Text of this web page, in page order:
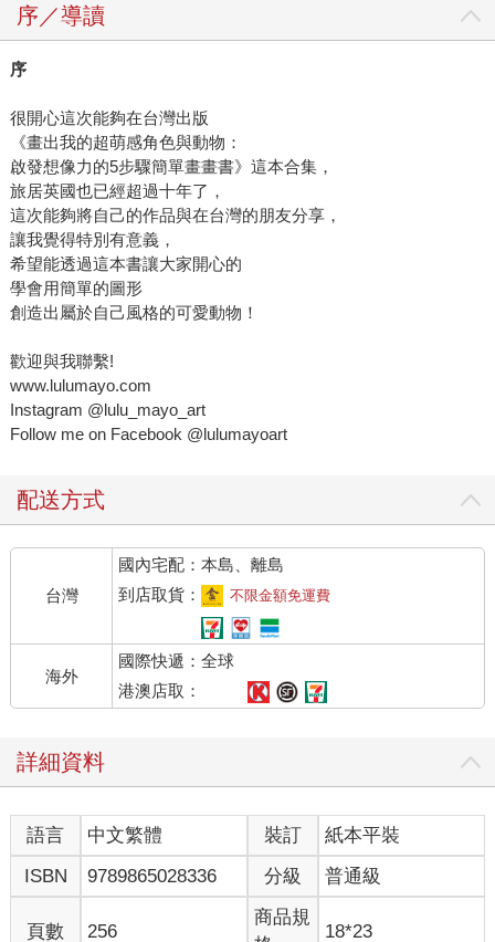
序／導讀
序
很開心這次能夠在台灣出版
《畫出我的超萌感角色與動物：
啟發想像力的5步驟簡單畫畫書》這本合集，
旅居英國也已經超過十年了，
這次能夠將自己的作品與在台灣的朋友分享，
讓我覺得特別有意義，
希望能透過這本書讓大家開心的
學會用簡單的圖形
創造出屬於自己風格的可愛動物！
歡迎與我聯繫!
www.lulumayo.com
Instagram @lulu_mayo_art
Follow me on Facebook @lulumayoart
配送方式
台灣
國內宅配：本島、離島
到店取貨：
不限金額免運費
海外
國際快遞：全球
港澳店取：
詳細資料
語言 中文繁體 裝訂
紙本平裝
ISBN
9789865028336 分級 普通級
頁數 256
商品規
18*23